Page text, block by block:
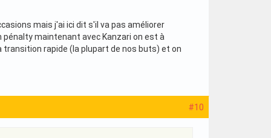
mais j'ai ici dit s'il va pas améliorer
maintenant avec Kanzari on est à
rapide (la plupart de nos buts) et on
#10